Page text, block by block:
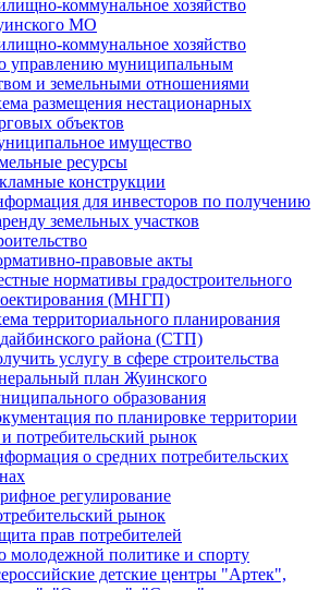
коммунальное хозяйство
МО
коммунальное хозяйство
управлению муниципальным
и земельными отношениями
размещения нестационарных
объектов
имущество
ресурсы
конструкции
для инвесторов по получению
земельных участков
правовые акты
нормативы градостроительного
(МНГП)
территориального планирования
района (СТП)
услугу в сфере строительства
план Жуинского
образования
по планировке территории
потребительский рынок
о средних потребительских
регулирование
рынок
прав потребителей
молодежной политике и спорту
детские центры "Артек",